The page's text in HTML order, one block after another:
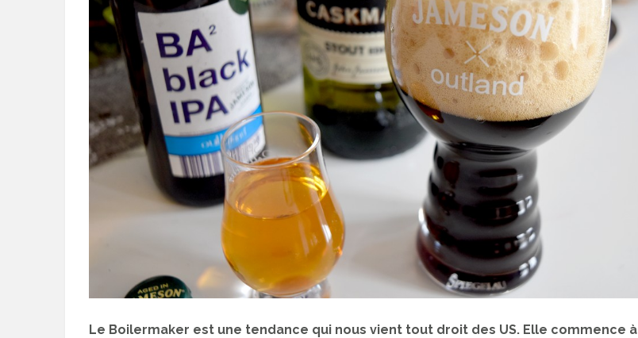
Le Boilermaker est une tendance qui nous vient tout droit des US. Elle commence à